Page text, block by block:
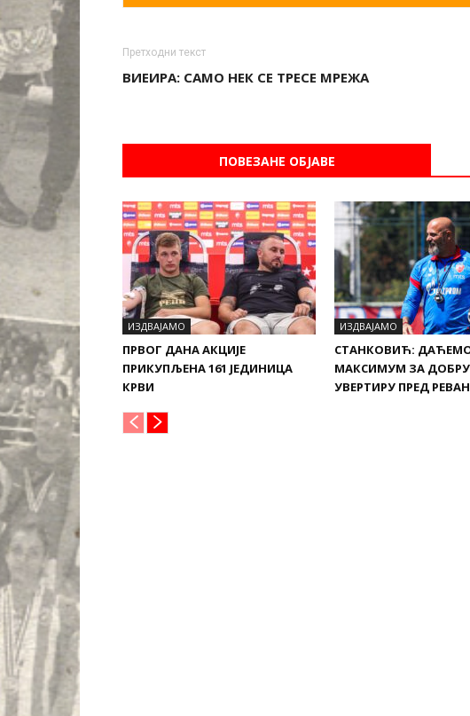
Претходни текст
ВИЕИРА: САМО НЕК СЕ ТРЕСЕ МРЕЖА
ПОВЕЗАНЕ ОБЈАВЕ
ИЗДВАЈАМО
ПРВОГ ДАНА АКЦИЈЕ
ПРИКУПЉЕНА 161 ЈЕДИНИЦА
КРВИ
ИЗДВАЈАМО
СТАНКОВИЋ:
МАКСИМУМ ЗА ДОБРУ
УВЕРТИРУ ПРЕД